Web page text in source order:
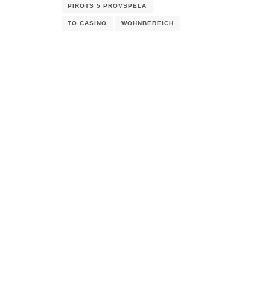
PIROTS 5 PROVSPELA
TO CASINO WOHNBEREICH